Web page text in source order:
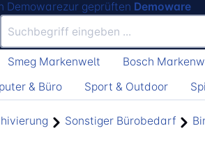
zur geprüften Demoware
Smeg Markenwelt Bosch
& Büro Sport & Outdoor
Sonstiger Bürobedarf